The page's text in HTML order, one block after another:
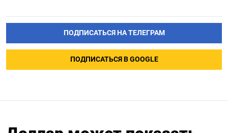
ПОДПИСАТЬСЯ НА ТЕЛЕГРАМ
ПОДПИСАТЬСЯ В GOOGLE